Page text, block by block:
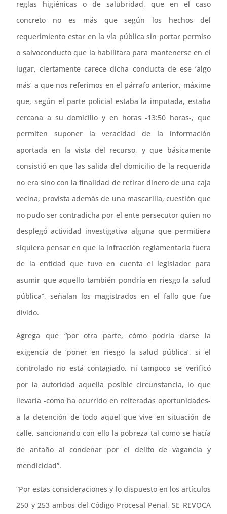
reglas higiénicas o de salubridad, que en el caso
concreto no es más que según los hechos del
requerimiento estar en la vía pública sin portar permiso
o salvoconducto que la habilitara para mantenerse en el
lugar, ciertamente carece dicha conducta de ese ‘algo
más’ a que nos referimos en el párrafo anterior, máxime
que, según el parte policial estaba la imputada, estaba
cercana a su domicilio y en horas -13:50 horas-, que
permiten suponer la veracidad de la información
aportada en la vista del recurso, y que básicamente
consistió en que las salida del domicilio de la requerida
no era sino con la finalidad de retirar dinero de una caja
vecina, provista además de una mascarilla, cuestión que
no pudo ser contradicha por el ente persecutor quien no
desplegó actividad investigativa alguna que permitiera
siquiera pensar en que la infracción reglamentaria fuera
de la entidad que tuvo en cuenta el legislador para
asumir que aquello también pondría en riesgo la salud
pública”, señalan los magistrados en el fallo que fue
divido.
Agrega que “por otra parte, cómo podría darse la
exigencia de ‘poner en riesgo la salud pública’, si el
controlado no está contagiado, ni tampoco se verificó
por la autoridad aquella posible circunstancia, lo que
llevaría -como ha ocurrido en reiteradas oportunidades-
a la detención de todo aquel que vive en situación de
calle, sancionando con ello la pobreza tal como se hacía
de antaño al condenar por el delito de vagancia y
mendicidad”.
“Por estas consideraciones y lo dispuesto en los artículos
250 y 253 ambos del Código Procesal Penal, SE REVOCA